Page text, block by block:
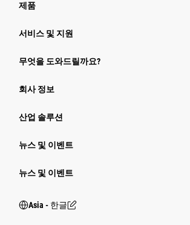
제품
서비스 및 지원
무엇을 도와드릴까요?
회사 정보
산업 솔루션
뉴스 및 이벤트
뉴스 및 이벤트
Asia - 한글